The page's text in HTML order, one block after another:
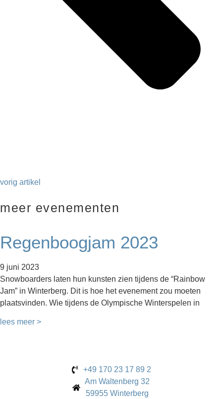
vorig artikel
meer evenementen
Regenboogjam 2023
9 juni 2023
Snowboarders laten hun kunsten zien tijdens de “Rainbow
Jam” in Winterberg. Dit is hoe het evenement zou moeten
plaatsvinden. Wie tijdens de Olympische Winterspelen in
lees meer >
+49 170 23 17 89 2
Am Waltenberg 32
59955 Winterberg